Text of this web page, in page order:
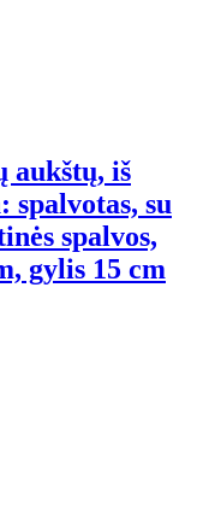
aukštų, iš
spalvotas, su
spalvos,
gylis 15 cm